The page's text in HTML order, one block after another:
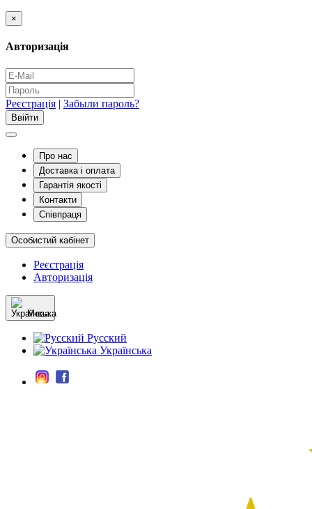
×
Авторизація
Реєстрація | Забыли пароль?
Про нас
Доставка і оплата
Гарантія якості
Контакти
Співпраця
Особистий кабінет
Реєстрація
Авторизація
Мова
Русский
Українська